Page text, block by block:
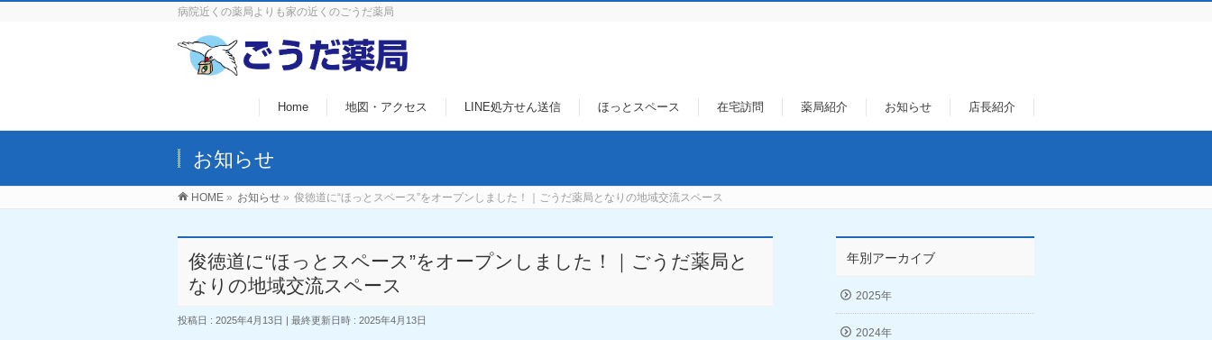
病院近くの薬局よりも家の近くのごうだ薬局
Home 地図・アクセス LINE処方せん送信 ほっとスペース 在宅訪問 薬局紹介 お知らせ 店長紹介
お知らせ
HOME » お知らせ » 俊徳道に“ほっとスペース”をオープンしました！｜ごうだ薬局となりの地域交流スペース
俊徳道に“ほっとスペース”をオープンしました！｜ごうだ薬局と
なりの地域交流スペース
投稿日 : 2025年4月13日 最終更新日時 : 2025年4月13日
年別アーカイブ
2025年
2024年